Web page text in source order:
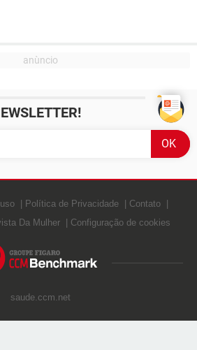
Política de Privacidade
Contato
Da Mulher Configuração de cookies
saude.ccm.net